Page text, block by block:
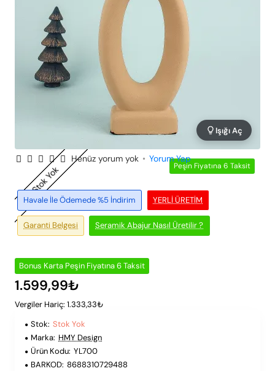
Peşin Fiyatına 6 Taksit
Stok Yok
Işığı Aç
YERLI ÜRETIM
Havale İle Ödemede %5 İndirim
Seramik Abajur Nasıl Üretilir ?
Garanti Belgesi
Henüz yorum yok • Yorum Yap
Bonus Karta Peşin Fiyatına 6 Taksit
1.599,99₺
Vergiler Hariç: 1.333,33₺
Stok: Stok Yok
Marka: HMY Design
Ürün Kodu: YL700
BARKOD: 8688310729488